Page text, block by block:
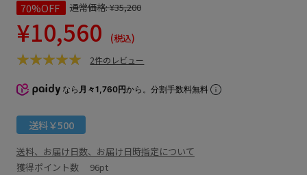
70%OFF 通常価格:¥35,200
¥10,560 (税込)
2件のレビュー
なら 月々1,760円から。分割手数料無料
送料￥500
送料、お届け日数、お届け日時指定について
獲得ポイント数 96pt